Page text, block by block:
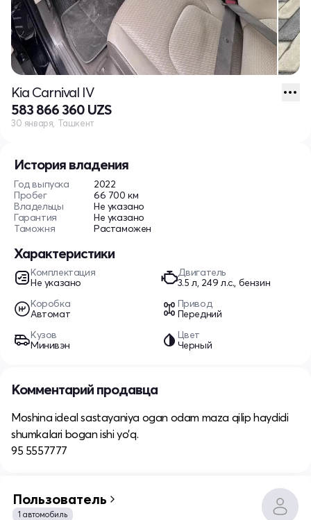
История владения
Год выпуска
2022
Пробег
66 700 км
Владельцы
Не указано
Гарантия
Не указано
Таможня
Растаможен
Характеристики
Комплектация
Не указано
Двигатель
3.5 л, 249 л.с., бензин
Коробка
Автомат
Привод
Передний
Кузов
Минивэн
Цвет
Черный
Kia Carnival IV
583 866 360 UZS
30 января, Ташкент
Комментарий продавца
Moshina ideal sastayaniya ogan odam maza qilip haydidi
shumkalari bogan ishi yo’q.
95 5557777
Пользователь
1 автомобиль